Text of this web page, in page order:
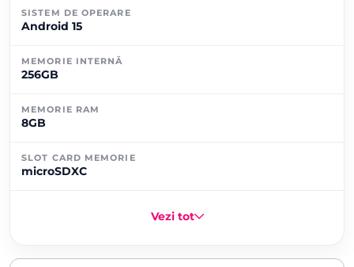
SISTEM DE OPERARE
Android 15
MEMORIE INTERNĂ
256GB
MEMORIE RAM
8GB
SLOT CARD MEMORIE
microSDXC
Vezi tot